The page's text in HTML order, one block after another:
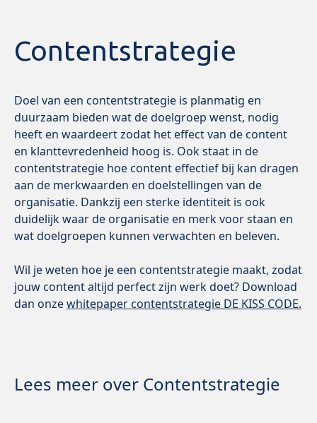
Contentstrategie
Doel van een contentstrategie is planmatig en
duurzaam bieden wat de doelgroep wenst, nodig
heeft en waardeert zodat het effect van de content
en klanttevredenheid hoog is. Ook staat in de
contentstrategie hoe content effectief bij kan dragen
aan de merkwaarden en doelstellingen van de
organisatie. Dankzij een sterke identiteit is ook
duidelijk waar de organisatie en merk voor staan en
wat doelgroepen kunnen verwachten en beleven.
Wil je weten hoe je een contentstrategie maakt, zodat
jouw content altijd perfect zijn werk doet? Download
dan onzewhitepaper contentstrategie DE KISS CODE.
Lees meer over Contentstrategie